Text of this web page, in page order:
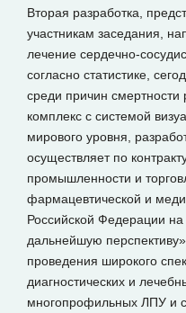
Вторая разработка,
участникам заседания,
лечение сердечно-
согласно статистике,
среди причин смертности
комплекс с системой
мирового уровня,
осуществляет по
промышленности и
фармацевтической и
Российской Федерации
дальнейшую
проведения широкого
диагностических и
многопрофильных ЛПУ и